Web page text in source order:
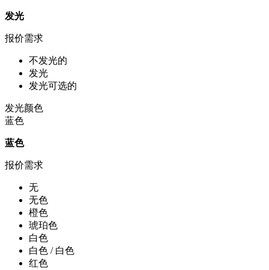
发光
报价需求
不发光的
发光
发光可选的
发光颜色
蓝色
蓝色
报价需求
无
无色
橙色
琥珀色
白色
白色 / 白色
红色